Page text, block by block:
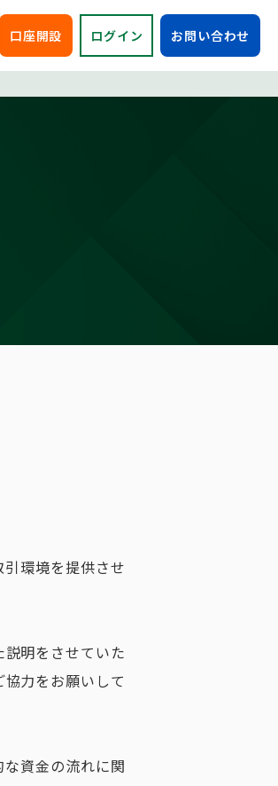
口座開設 ログイン お問い合わせ
環境を提供させ
明をさせていた
力をお願いして
資金の流れに関